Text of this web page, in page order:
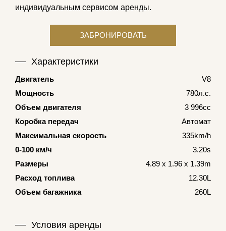
индивидуальным сервисом аренды.
Характеристики
Двигатель
V8
Мощность
780л.с.
Объем двигателя
3 996cc
Коробка передач
Автомат
Максимальная скорость
335km/h
0-100 км/ч
3.20s
Размеры
4.89 x 1.96 x 1.39m
Расход топлива
12.30L
Объем багажника
260L
Условия аренды